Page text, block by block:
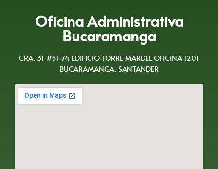
Oficina Administrativa
Bucaramanga
CRA. 31 #51-74 EDIFICIO TORRE MARDEL OFICINA 1201
BUCARAMANGA, SANTANDER